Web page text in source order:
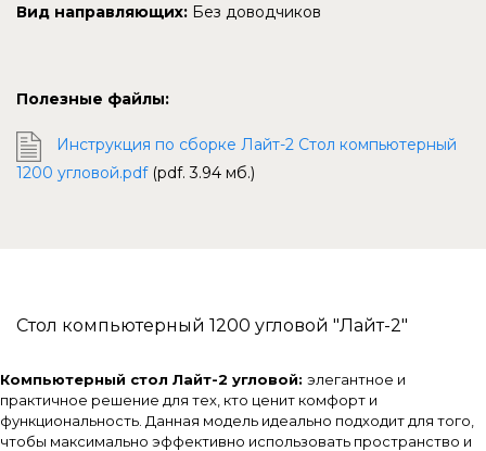
Стол компьютерный 1200 угловой "Лайт-2"
Вид направляющих: Без доводчиков
Полезные файлы:
Инструкция по сборке Лайт-2 Стол компьютерный
1200 угловой.pdf (pdf. 3.94 мб.)
Компьютерный стол Лайт-2 угловой: элегантное и
практичное решение для тех, кто ценит комфорт и
функциональность. Данная модель идеально подходит для того,
чтобы максимально эффективно использовать пространство и